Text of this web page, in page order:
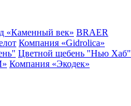
«Каменный век» BRAER
Компания «Gidrolica»
Цветной щебень "Нью Хаб"
Компания «Экодек»